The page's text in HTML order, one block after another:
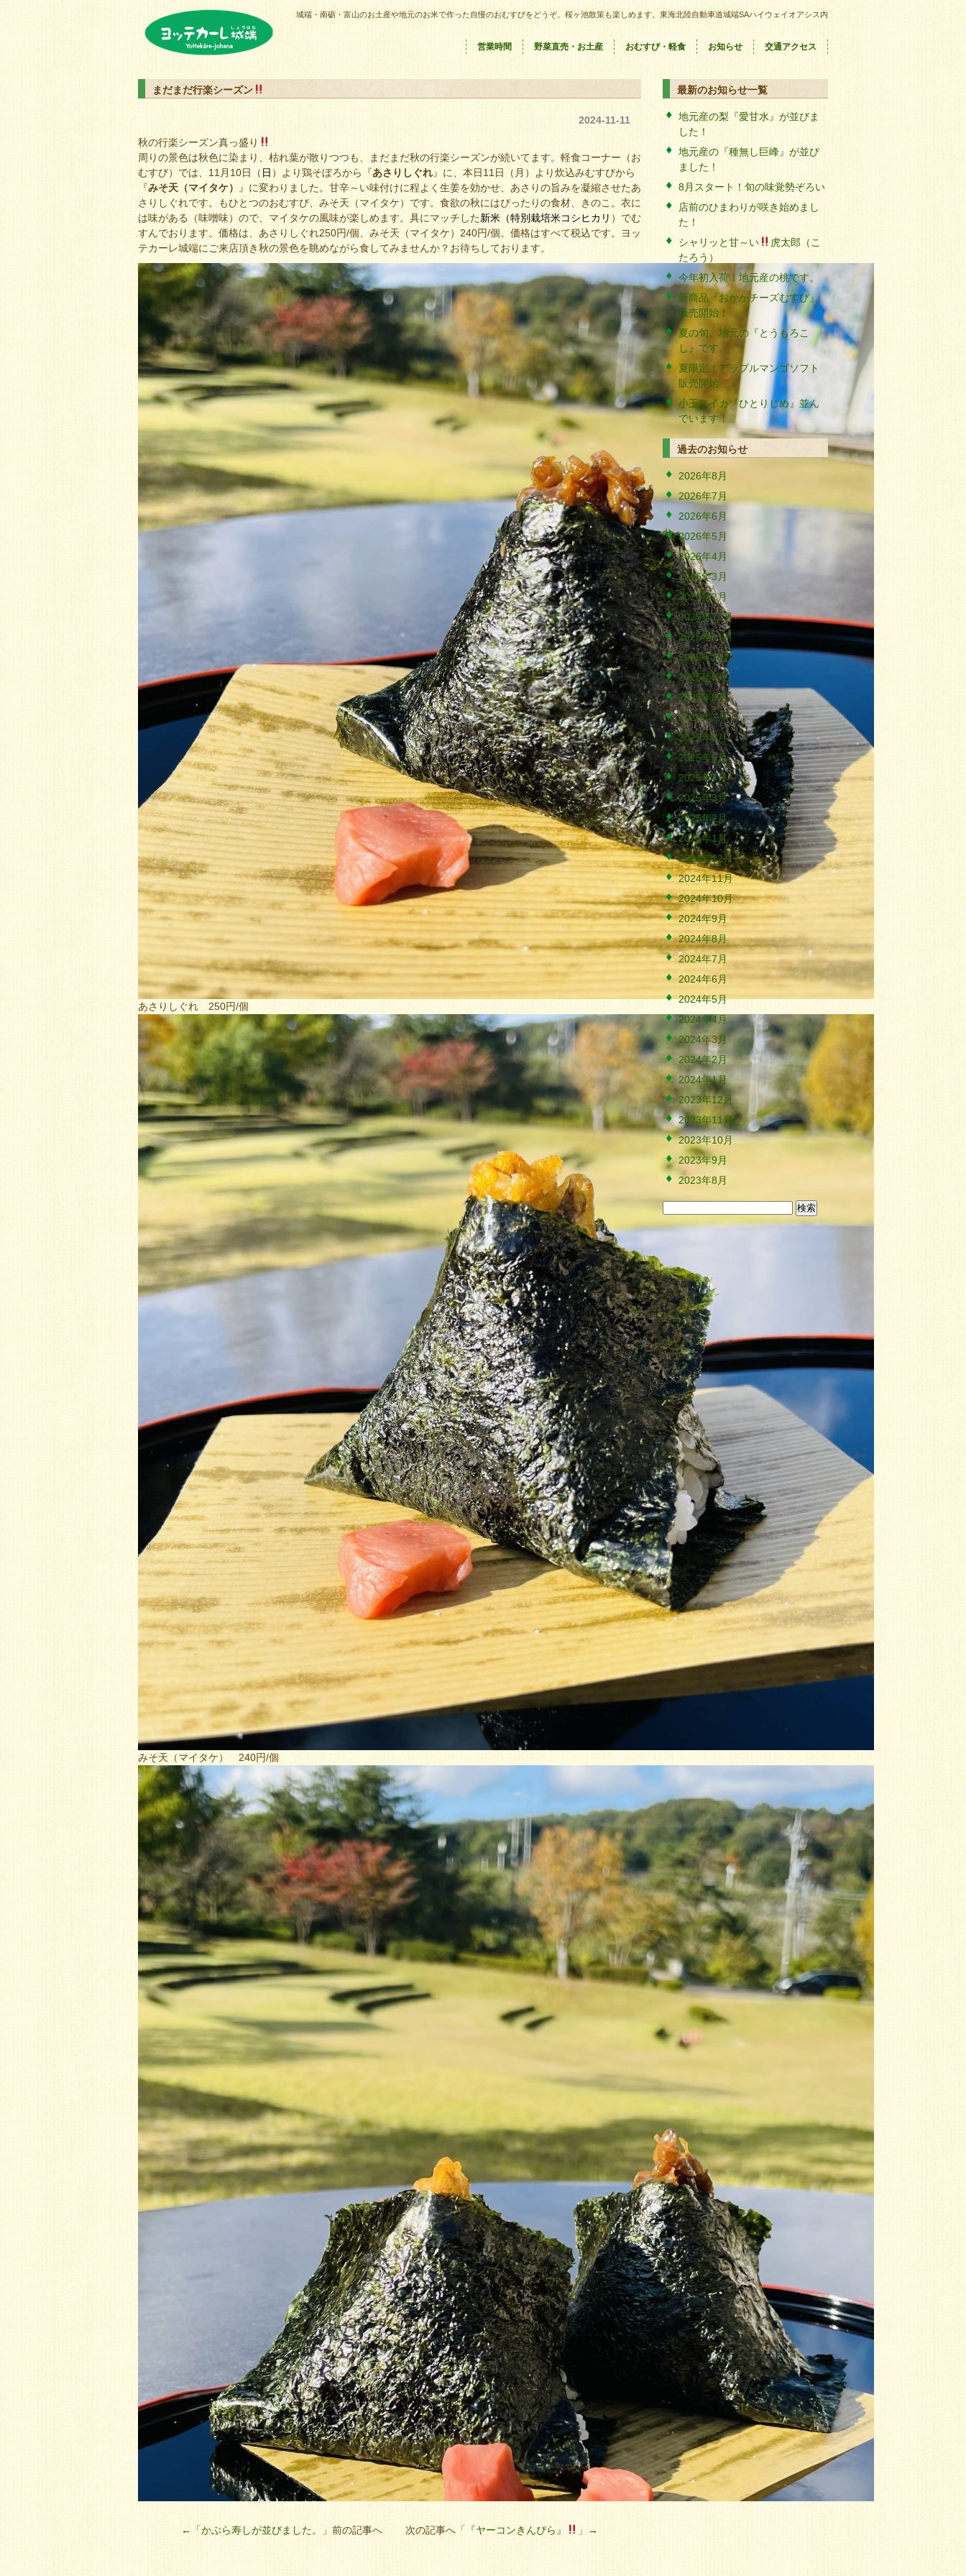
城端・南砺・富山のお土産や地元のお米で作った自慢のおむすびをどうぞ。桜ヶ池散策も楽しめます。東海北陸自動車道城端SAハイウェイオアシス内
営業時間 野菜直売・お土産 おむすび・軽食 お知らせ 交通アクセス
まだまだ行楽シーズン
2024-11-11
秋の行楽シーズン真っ盛り
周りの景色は秋色に染まり、枯れ葉が散りつつも、まだまだ秋の行楽シーズンが続いてます。軽食コーナー（お
むすび）では、11月10日（ 日 ）より鶏そぼろから『あさりしぐれ』に、本日11日（月）より炊込みむすびから
『みそ天（マイタケ） 』に変わりました。甘辛～い味付けに程よく生姜を効かせ、あさりの旨みを凝縮させたあ
さりしぐれです。もひとつのおむすび、みそ天（マイタケ）です。食欲の秋にはぴったりの食材、きのこ。衣に
は味がある（味噌味）ので、マイタケの風味が楽しめます。具にマッチした新米（特別栽培米コシヒカリ ）でむ
すんでおります。価格は、あさりしぐれ250円/個、みそ天（マイタケ）240円/個。価格はすべて税込です。ヨッ
テカーレ城端にご来店頂き秋の景色を眺めながら食してみませんか？お待ちしております。
あさりしぐれ 250円/個
みそ天（マイタケ） 240円/個
←「かぶら寿しが並びました。 」前の記事へ 次の記事へ「『ヤーコンきんぴら』 」→
最新のお知らせ一覧
地元産の梨『愛甘水』が並びま
した！
地元産の『種無し巨峰』が並び
ました！
8月スタート！旬の味覚勢ぞろい
店前のひまわりが咲き始めまし
た！
シャリッと甘～い
虎太郎（こ
たろう）
今年初入荷！地元産の桃です。
新商品『おかかチーズむすび』
販売開始！
夏の旬。地元の『とうもろこ
し』です。
夏限定！アップルマンゴソフト
販売開始
小玉スイカ『ひとりじめ』並ん
でいます！
過去のお知らせ
2026年8月
2026年7月
2026年6月
2026年5月
2026年4月
2026年3月
2026年2月
2025年12月
2025年11月
2025年10月
2025年9月
2025年8月
2025年7月
2025年6月
2025年5月
2025年4月
2025年3月
2025年2月
2025年1月
2024年12月
2024年11月
2024年10月
2024年9月
2024年8月
2024年7月
2024年6月
2024年5月
2024年4月
2024年3月
2024年2月
2024年1月
2023年12月
2023年11月
2023年10月
2023年9月
2023年8月
索: